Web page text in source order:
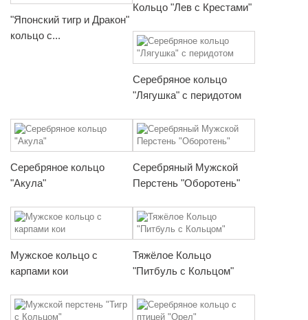
"Японский тигр и Дракон"
кольцо с...
Кольцо "Лев с Крестами"
Серебряное кольцо
"Лягушка" с перидотом
Серебряное кольцо
"Акула"
Серебряный Мужской
Перстень "Оборотень"
Мужское кольцо с
карпами кои
Тяжёлое Кольцо
"Питбуль с Кольцом"